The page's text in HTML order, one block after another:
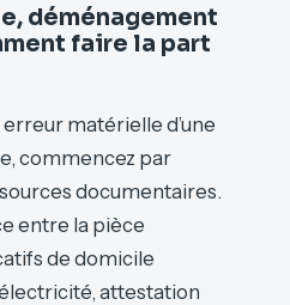
déménagement
faire la part
matérielle d’une
commencez par
documentaires.
entre la pièce
de domicile
attestation